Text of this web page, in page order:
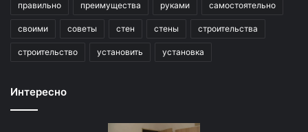
правильно преимущества руками самостоятельно
своими советы стен стены строительства
строительство установить установка
Интересно